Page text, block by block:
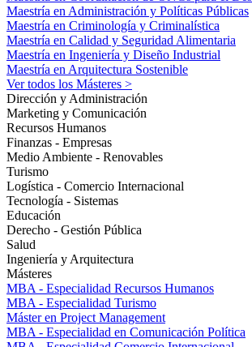
Maestría en Administración y Políticas Públicas
Maestría en Criminología y Criminalística
Maestría en Calidad y Seguridad Alimentaria
Maestría en Ingeniería y Diseño Industrial
Maestría en Arquitectura Sostenible
Ver todos los Másteres >
Dirección y Administración
Marketing y Comunicación
Recursos Humanos
Finanzas - Empresas
Medio Ambiente - Renovables
Turismo
Logística - Comercio Internacional
Tecnología - Sistemas
Educación
Derecho - Gestión Pública
Salud
Ingeniería y Arquitectura
Másteres
MBA - Especialidad Recursos Humanos
MBA - Especialidad Turismo
Máster en Project Management
MBA - Especialidad en Comunicación Política